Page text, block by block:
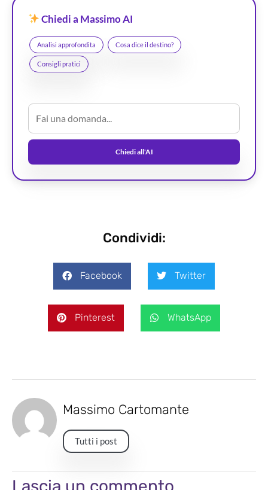
Chiedi a Massimo AI
Analisi approfondita Cosa dice il destino?
Consigli pratici
Chiedi all'AI
Condividi:
Facebook Twitter
Pinterest WhatsApp
Massimo Cartomante
Tutti i post
Lascia un commento